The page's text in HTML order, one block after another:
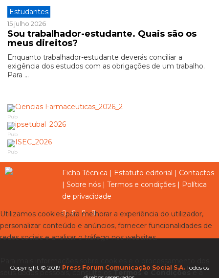
Estudantes
15 julho 2026
Sou trabalhador-estudante. Quais são os
meus direitos?
Enquanto trabalhador-estudante deverás conciliar a
exigência dos estudos com as obrigações de um trabalho.
Para ...
Pub
Pub
Pub
Ficha Técnica | Estatuto editorial | Contactos
| Sobre nós | Termos e condições | Política
de privacidade
Copyright © 2019 Press Forum Comunicação Social S.A. Todos os
Utilizamos cookies para melhorar a experiência do utilizador,
personalizar conteúdo e anúncios, fornecer funcionalidades de
redes sociais e analisar o tráfego nos websites.
seus dados pessoais, consulte osTermos e Condiçõese a